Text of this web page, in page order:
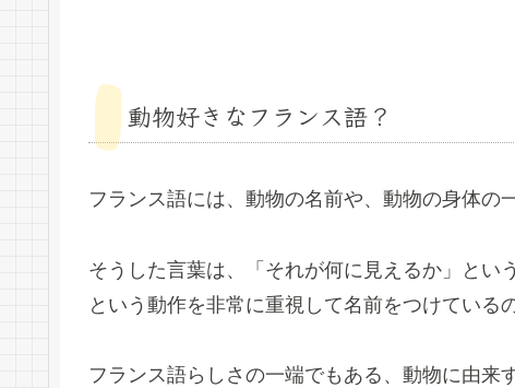
動物好きなフランス語？
フランス語には、動物の名前や、動物の身体の
そうした言葉は、「それが何に見えるか」とい
という動作を非常に重視して名前をつけている
フランス語らしさの一端でもある、動物に由来